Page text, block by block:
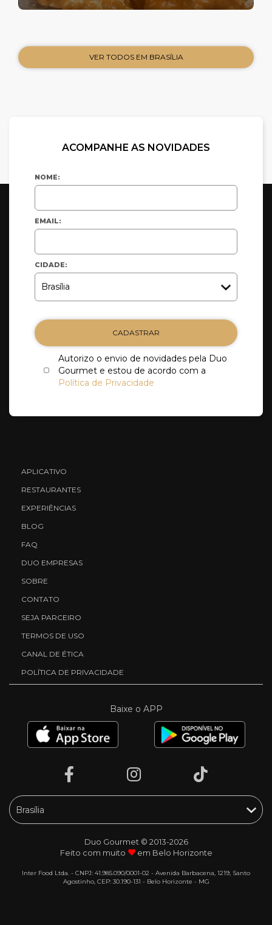
VER TODOS EM BRASÍLIA
ACOMPANHE AS NOVIDADES
NOME:
EMAIL:
CIDADE:
CADASTRAR
Autorizo o envio de novidades pela Duo
Gourmet e estou de acordo com a
Política de Privacidade
APLICATIVO
RESTAURANTES
EXPERIÊNCIAS
BLOG
FAQ
DUO EMPRESAS
SOBRE
CONTATO
SEJA PARCEIRO
TERMOS DE USO
CANAL DE ÉTICA
POLÍTICA DE PRIVACIDADE
Baixe o APP
Duo Gourmet © 2013-2026
Feito com muito
em Belo Horizonte
Inter Food Ltda. - CNPJ: 41.985.090/0001-02 - Avenida Barbacena, 1219, Santo
Agostinho, CEP: 30.190-131 - Belo Horizonte - MG